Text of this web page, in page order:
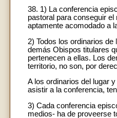
38. 1) La conferencia
pastoral para conseguir
aptamente acomodado a
2) Todos los ordinarios
demás Obispos titulares
pertenecen a ellas. Los
territorio, no son, por
A los ordinarios del lugar
asistir a la conferencia,
3) Cada conferencia
medios- ha de proveerse